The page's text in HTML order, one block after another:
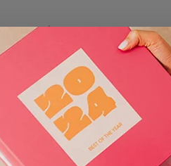
Álbum Lake Como
€20,90